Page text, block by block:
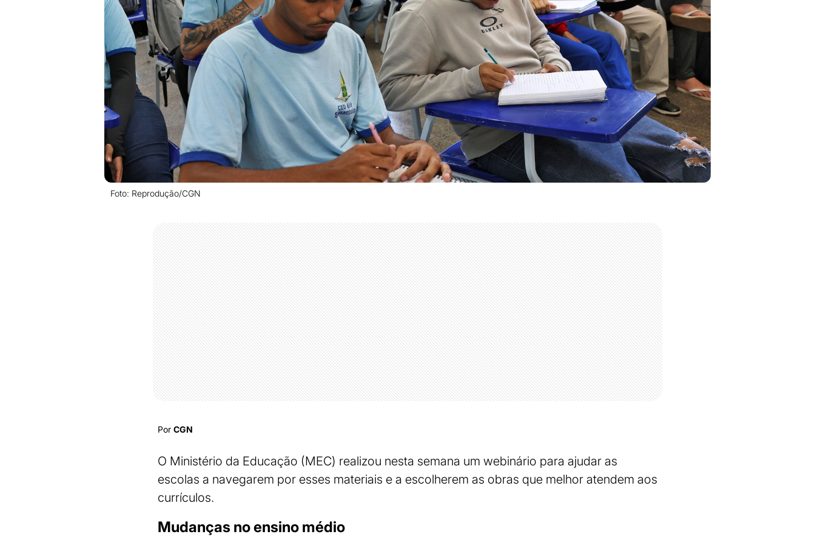
Foto: Reprodução/CGN
Por CGN
O Ministério da Educação (MEC) realizou nesta semana um webinário para ajudar as
escolas a navegarem por esses materiais e a escolherem as obras que melhor atendem aos
currículos.
Mudanças no ensino médio